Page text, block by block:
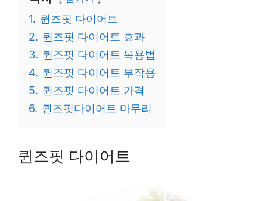
1. 퀸즈핏 다이어트
2. 퀸즈핏 다이어트 효과
3. 퀸즈핏 다이어트 복용법
4. 퀸즈핏 다이어트 부작용
5. 퀸즈핏 다이어트 가격
6. 퀸즈핏다이어트 마무리
퀸즈핏 다이어트